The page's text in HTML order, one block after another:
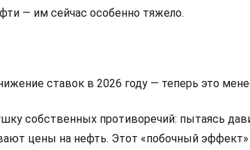
— им сейчас особенно тяжело.
ставок в 2026 году — теперь это
собственных противоречий: пытаясь
цены на нефть. Этот «побочный эффект»